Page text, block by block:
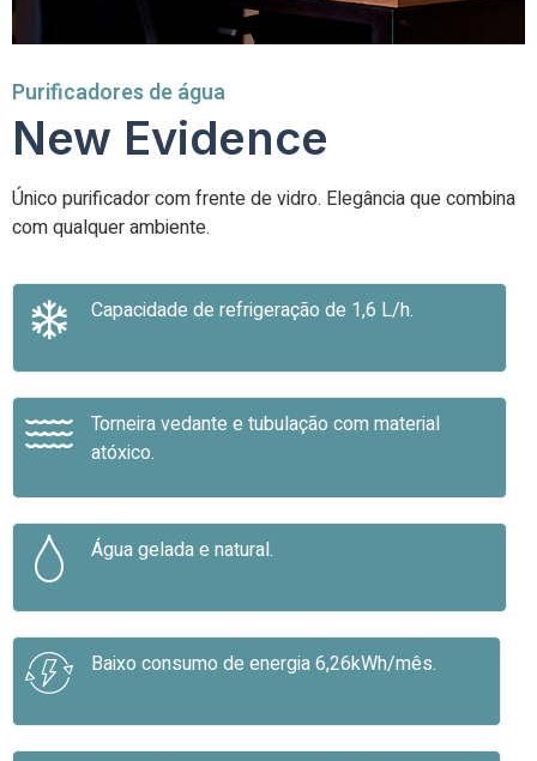
Purificadores de água
New Evidence
Único purificador com frente de vidro. Elegância que combina
com qualquer ambiente.
Capacidade de refrigeração de 1,6 L/h.
Torneira vedante e tubulação com material
atóxico.
Água gelada e natural.
Baixo consumo de energia 6,26kWh/mês.